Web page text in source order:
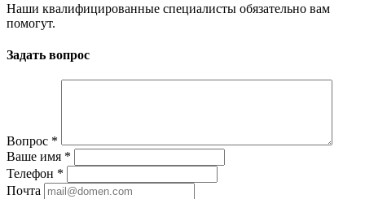
Наши квалифицированные специалисты обязательно вам
помогут.
Задать вопрос
Вопрос *
Ваше имя *
Телефон *
Почта